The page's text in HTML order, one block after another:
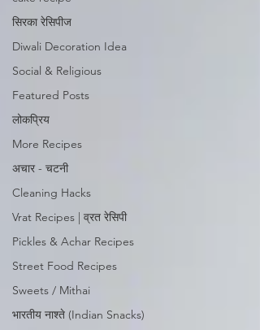
सिरका रेसिपीज
Diwali Decoration Idea
Social & Religious
Featured Posts
लोकप्रिय
More Recipes
अचार - चटनी
Cleaning Hacks
Vrat Recipes | व्रत रेसिपी
Pickles & Achar Recipes
Street Food Recipes
Sweets / Mithai
भारतीय नाश्ते (Indian Snacks)